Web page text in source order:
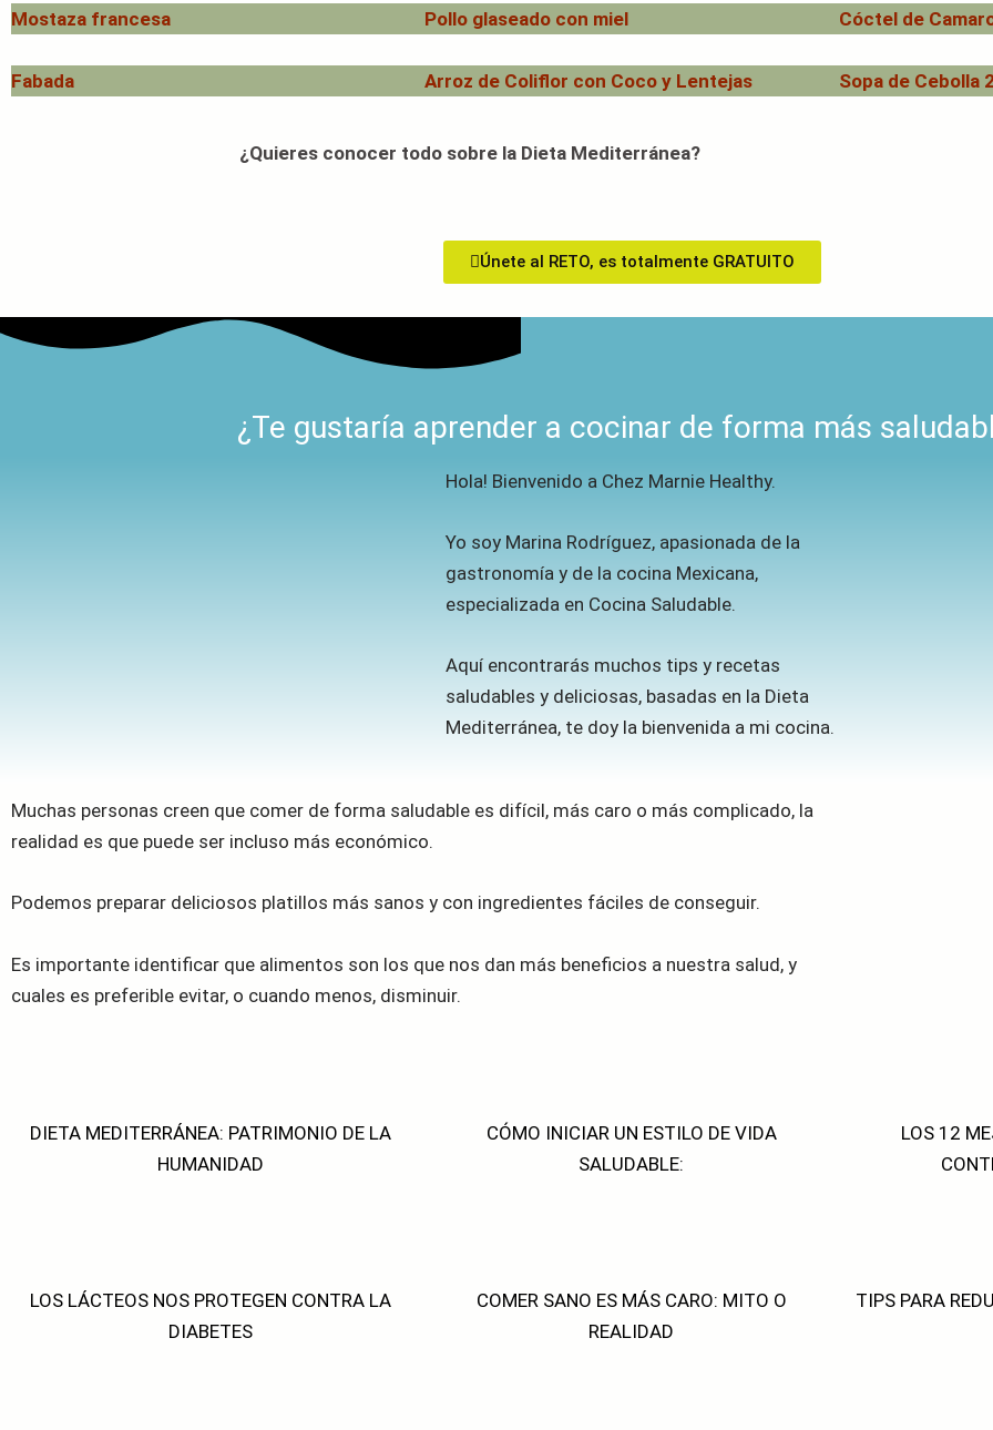
Mostaza francesa Pollo glaseado con miel Cóctel de
Fabada Arroz de Coliflor con Coco y Lentejas Sopa de Cebolla
¿Quieres conocer todo sobre la Dieta Mediterránea?
Únete al RETO, es totalmente GRATUITO
¿Te gustaría aprender a cocinar de forma más
Hola! Bienvenido a Chez Marnie Healthy.
Yo soy Marina Rodríguez, apasionada de la
gastronomía y de la cocina Mexicana,
especializada en Cocina Saludable.
Aquí encontrarás muchos tips y recetas
saludables y deliciosas, basadas en la Dieta
Mediterránea, te doy la bienvenida a mi cocina.
Muchas personas creen que comer de forma saludable es difícil, más caro o más complicado, la
realidad es que puede ser incluso más económico.
Podemos preparar deliciosos platillos más sanos y con ingredientes fáciles de conseguir.
Es importante identificar que alimentos son los que nos dan más beneficios a nuestra salud, y
cuales es preferible evitar, o cuando menos, disminuir.
DIETA MEDITERRÁNEA: PATRIMONIO DE LA
HUMANIDAD
CÓMO INICIAR UN ESTILO DE VIDA
SALUDABLE:
LOS 12
LOS LÁCTEOS NOS PROTEGEN CONTRA LA
DIABETES
COMER SANO ES MÁS CARO: MITO O
REALIDAD
TIPS PARA